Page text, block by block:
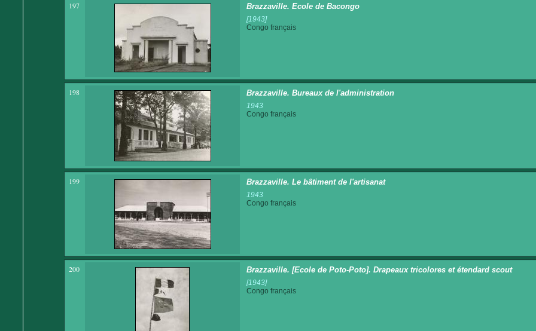
197 Brazzaville. Ecole de Bacongo
[1943]
Congo français
198 Brazzaville. Bureaux de l'administration
1943
Congo français
199 Brazzaville. Le bâtiment de l'artisanat
1943
Congo français
200 Brazzaville. [Ecole de Poto-Poto]. Drapeaux tricolores et étendard scout
[1943]
Congo français